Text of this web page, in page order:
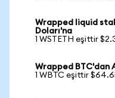
Wrapped liquid
Doları'na
1 WSTETH eşittir
Wrapped BTC'dan
1 WBTC eşittir